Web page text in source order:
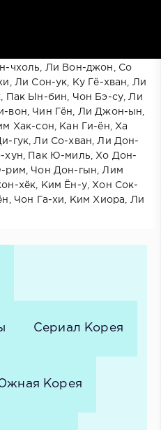
чхоль, Ли Вон-джон, Со
Ли Сон-ук, Ку Гё-хван, Ли
Пак Ын-бин, Чон Бэ-су, Ли
вон, Чин Гён, Ли Джон-ын,
Хак-сон, Кан Ги-ён, Ха
гук, Ли Со-хван, Ли Дон-
хун, Пак Ю-миль, Хо Дон-
рим, Чон Дон-гын, Лим
хёк, Ким Ён-у, Хон Сок-
Чон Га-хи, Ким Хиора, Ли
Сериал Корея
Корея